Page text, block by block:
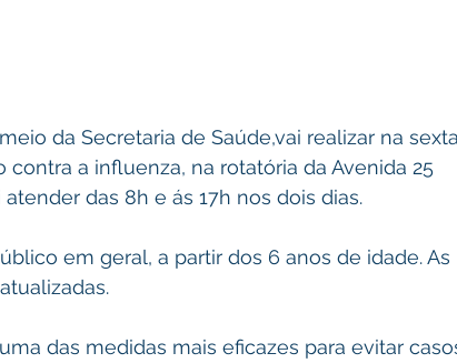
da Secretaria de Saúde,vai realizar na
contra a influenza, na rotatória da Avenida 25
das 8h e ás 17h nos dois dias.
em geral, a partir dos 6 anos de idade. As
das medidas mais eficazes para evitar